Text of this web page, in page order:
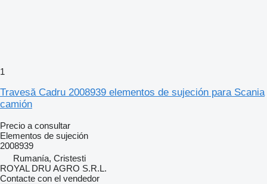
1
Travesă Cadru 2008939 elementos de sujeción para Scania
camión
Precio a consultar
Elementos de sujeción
2008939
Rumanía, Cristesti
ROYAL DRU AGRO S.R.L.
Contacte con el vendedor